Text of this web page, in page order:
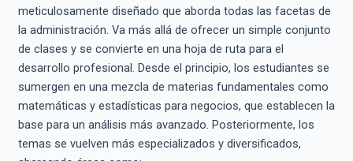
meticulosamente diseñado que aborda todas las facetas de
la administración. Va más allá de ofrecer un simple conjunto
de clases y se convierte en una hoja de ruta para el
desarrollo profesional. Desde el principio, los estudiantes se
sumergen en una mezcla de materias fundamentales como
matemáticas y estadísticas para negocios, que establecen la
base para un análisis más avanzado. Posteriormente, los
temas se vuelven más especializados y diversificados,